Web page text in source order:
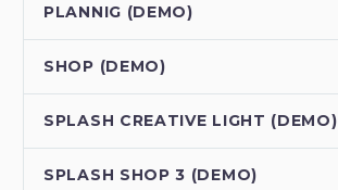
PLANNIG (DEMO)
SHOP (DEMO)
SPLASH CREATIVE LIGHT (DEMO)
SPLASH SHOP 3 (DEMO)